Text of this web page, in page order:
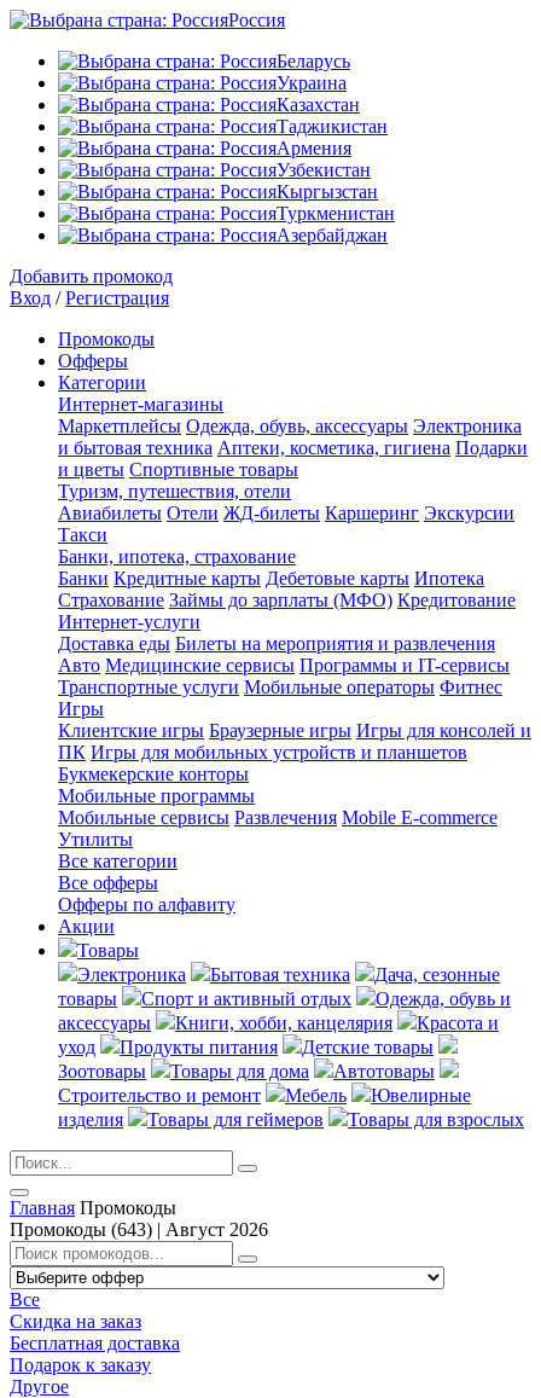
Россия
Беларусь
Украина
Казахстан
Таджикистан
Армения
Узбекистан
Кыргызстан
Туркменистан
Азербайджан
Добавить промокод
Вход /Регистрация
Промокоды
Офферы
Категории
Интернет-магазины
Маркетплейсы Одежда, обувь, аксессуары Электроника
и бытовая техника Аптеки, косметика, гигиена Подарки
и цветы Спортивные товары
Туризм, путешествия, отели
Авиабилеты Отели ЖД-билеты Каршеринг Экскурсии
Такси
Банки, ипотека, страхование
Банки Кредитные карты Дебетовые карты Ипотека
Страхование Займы до зарплаты (МФО) Кредитование
Интернет-услуги
Доставка еды Билеты на мероприятия и развлечения
Авто Медицинские сервисы Программы и IT-сервисы
Транспортные услуги Мобильные операторы Фитнес
Игры
Клиентские игры Браузерные игры Игры для консолей и
ПК Игры для мобильных устройств и планшетов
Букмекерские конторы
Мобильные программы
Мобильные сервисы Развлечения Mobile E-commerce
Утилиты
Все категории
Все офферы
Офферы по алфавиту
Акции
Товары
Электроника
Бытовая техника
Дача, сезонные
товары
Спорт и активный отдых
Одежда, обувь и
аксессуары
Книги, хобби, канцелярия
Красота и
уход
Продукты питания
Детские товары
Зоотовары
Товары для дома
Автотовары
Строительство и ремонт
Мебель
Ювелирные
изделия
Товары для геймеров Товары для взрослых
Главная Промокоды
Промокоды (643) | Август 2026
Все
Скидка на заказ
Бесплатная доставка
Подарок к заказу
Другое